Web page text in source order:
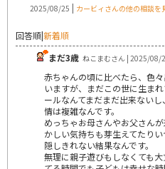
2025/08/25 | カービィさんの他の相談を
回答順|新着順
まだ3歳 ねこまむさん | 2025/08/
赤ちゃんの頃に比べたら、色
いますが、まだこの世に生ま
ールなんてまだまだ出来ない
情は複雑なんです。
めっちゃお母さんやお父さん
かしい気持ちも芽生えてたり
隠しきれない結果なんです。
無理に親子遊びもしなくても